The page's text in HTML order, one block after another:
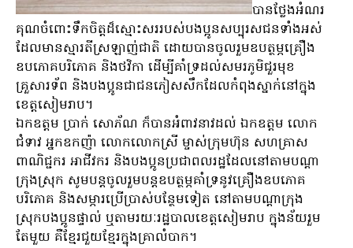
បានថ្លែងអំណរ
គុណចំពោះទឹកចិត្តដ៏ស្មោះសររបស់បងប្អូនសប្បុរសជនទាំងអស់
ដែលមានស្មារតីស្រឡាញ់ជាតិ ដោយបានចូលរួមឧបត្ថម្ភគ្រឿង
ឧបភោគបរិភោគ និងថវិកា ដើម្បីគាំទ្រដល់សមរភូមិជួរមុខ
គ្រួសារទ័ព និងបងប្អូនជាជនភៀសសឹកដែលកំពុងស្នាក់នៅក្នុង
ខេត្តសៀមរាប។
ឯកឧត្តម ប្រាក់ សោភ័ណ ក៏បានអំពាវនាវដល់ ឯកឧត្តម លោក
ជំទាវ អ្នកឧកញ៉ា លោកលោកស្រី ម្ចាស់ក្រុមហ៊ុន សហគ្រាស
ពាណិជ្ជករ អាជីវករ និងបងប្អូនប្រជាពលរដ្ឋដែលនៅតាមបណ្តា
ក្រុងស្រុក សូមបន្តចូលរួមបន្តឧបត្ថម្ភគាំទ្រនូវគ្រឿងឧបភោគ
បរិភោគ និងសម្ភារប្រើប្រាស់បន្ថែមទៀត នៅតាមបណ្ដាក្រុង
ស្រុកបងប្អូនផ្ទាល់ ឬតាមរយៈរដ្ឋបាលខេត្តសៀមរាប ក្នុងន័យរួម
តែមួយ គឺខ្មែរជួយខ្មែរក្នុងគ្រាលំបាក។